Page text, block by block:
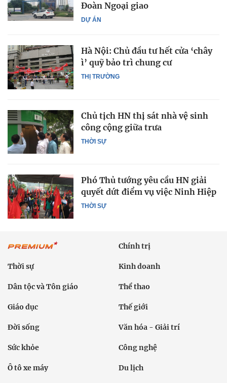
DỰ ÁN
Đoàn Ngoại giao
THỊ TRƯỜNG
Hà Nội: Chủ đầu tư hết cửa ‘chây
ì’ quỹ bảo trì chung cư
THỜI SỰ
Chủ tịch HN thị sát nhà vệ sinh
công cộng giữa trưa
THỜI SỰ
Phó Thủ tướng yêu cầu HN giải
quyết dứt điểm vụ việc Ninh Hiệp
Chính trị
Thời sự Kinh doanh
Dân tộc và Tôn giáo Thể thao
Giáo dục Thế giới
Đời sống Văn hóa - Giải trí
Sức khỏe Công nghệ
Ô tô xe máy Du lịch